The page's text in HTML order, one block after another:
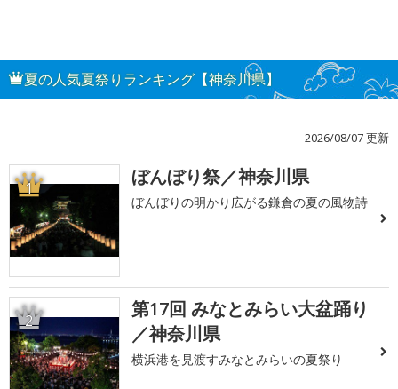
夏の人気夏祭りランキング【神奈川県】
2026/08/07 更新
1 ぼんぼり祭／神奈川県
ぼんぼりの明かり広がる鎌倉の夏の風物詩
2
第17回 みなとみらい大盆踊り
／神奈川県
横浜港を見渡すみなとみらいの夏祭り